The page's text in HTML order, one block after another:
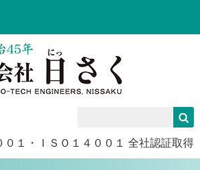
０１・ＩＳＯ１４００１ 全社認証取得